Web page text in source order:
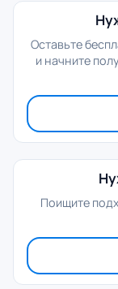
Оставьте
и начните
Поищите